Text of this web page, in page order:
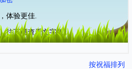
按祝福排列